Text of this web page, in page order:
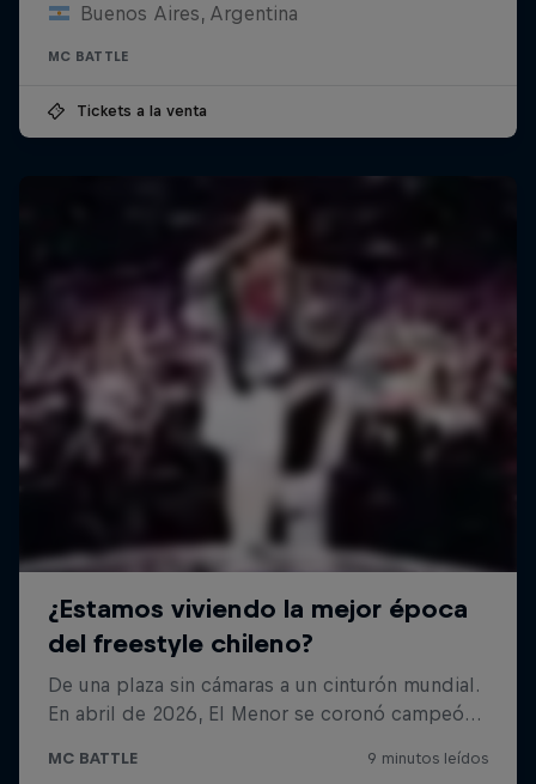
Buenos Aires, Argentina
MC BATTLE
Tickets a la venta